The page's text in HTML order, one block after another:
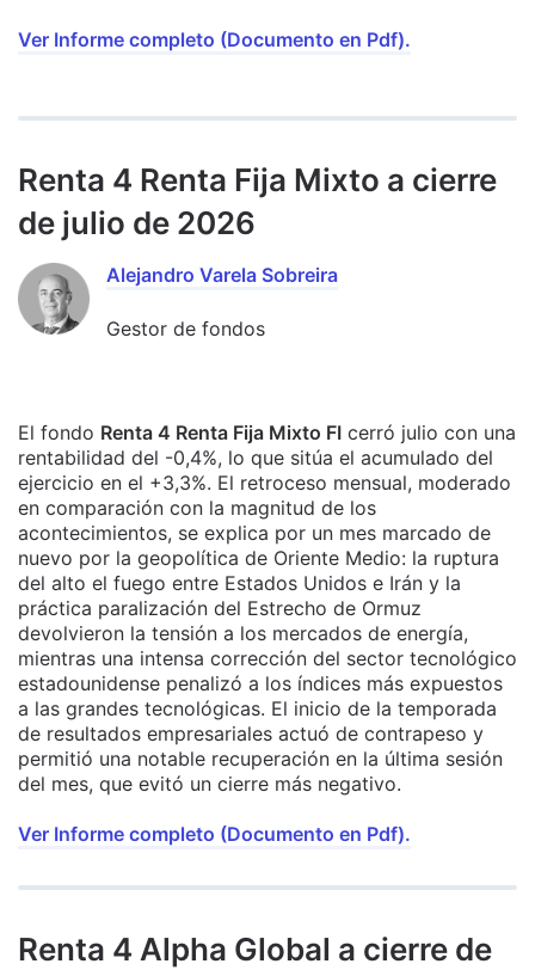
Ver Informe completo (Documento en Pdf).
Renta 4 Renta Fija Mixto a cierre
de julio de 2026
Alejandro Varela Sobreira
Gestor de fondos
El fondo Renta 4 Renta Fija Mixto FI cerró julio con una
rentabilidad del -0,4%, lo que sitúa el acumulado del
ejercicio en el +3,3%. El retroceso mensual, moderado
en comparación con la magnitud de los
acontecimientos, se explica por un mes marcado de
nuevo por la geopolítica de Oriente Medio: la ruptura
del alto el fuego entre Estados Unidos e Irán y la
práctica paralización del Estrecho de Ormuz
devolvieron la tensión a los mercados de energía,
mientras una intensa corrección del sector tecnológico
estadounidense penalizó a los índices más expuestos
a las grandes tecnológicas. El inicio de la temporada
de resultados empresariales actuó de contrapeso y
permitió una notable recuperación en la última sesión
del mes, que evitó un cierre más negativo.
Ver Informe completo (Documento en Pdf).
Renta 4 Alpha Global a cierre de